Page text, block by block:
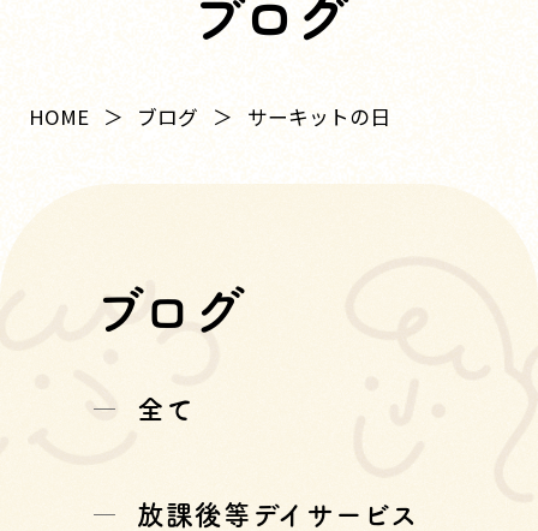
ブログ
HOME ブログ サーキットの日
ブログ
全て
放課後等デイサービス